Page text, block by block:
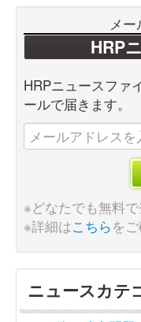
メ
HRP
HRPニュースファ
ールで届きます。
※どなたでも無料
※詳細はこちらを
ニュースカテ